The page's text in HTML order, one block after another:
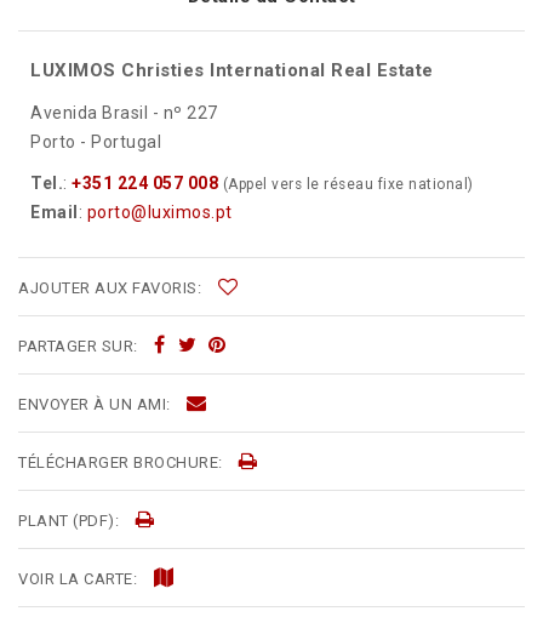
LUXIMOS Christies International Real Estate
Avenida Brasil - nº 227
Porto - Portugal
Tel.: +351 224 057 008 (Appel vers le réseau fixe national)
Email : porto@luximos.pt
AJOUTER AUX FAVORIS:
PARTAGER SUR:
ENVOYER À UN AMI:
TÉLÉCHARGER BROCHURE:
PLANT (PDF):
VOIR LA CARTE: